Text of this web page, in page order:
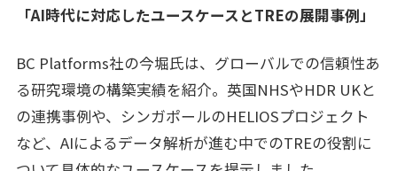
「AI時代に対応したユースケースとTREの展開事例」
BC Platforms社の今堀氏は、グローバルでの信頼性あ
る研究環境の構築実績を紹介。英国NHSやHDR UKと
の連携事例や、シンガポールのHELIOSプロジェクト
など、AIによるデータ解析が進む中でのTREの役割に